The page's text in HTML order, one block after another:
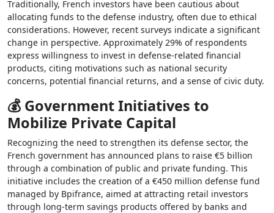
Traditionally, French investors have been cautious about
allocating funds to the defense industry, often due to ethical
considerations. However, recent surveys indicate a significant
change in perspective. Approximately 29% of respondents
express willingness to invest in defense-related financial
products, citing motivations such as national security
concerns, potential financial returns, and a sense of civic duty.
💰 Government Initiatives to
Mobilize Private Capital
Recognizing the need to strengthen its defense sector, the
French government has announced plans to raise €5 billion
through a combination of public and private funding. This
initiative includes the creation of a €450 million defense fund
managed by Bpifrance, aimed at attracting retail investors
through long-term savings products offered by banks and